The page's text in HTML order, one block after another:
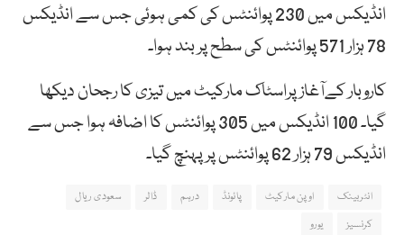
انڈیکس میں 230 پوائنٹس کی کمی ہوئی جس سے انڈیکس
78 ہزار 571 پوائنٹس کی سطح پر بند ہوا۔
کاروبار کےآغاز پراسٹاک مارکیٹ میں تیزی کا رجحان دیکھا
گیا۔ 100 انڈیکس میں 305 پوائنٹس کا اضافہ ہوا جس سے
انڈیکس 79 ہزار 62 پوائنٹس پر پہنچ گیا۔
انٹربینک اوپن مارکیٹ پائونڈ درہم ڈالر
سعودی ریال
کرنسیز
یورو